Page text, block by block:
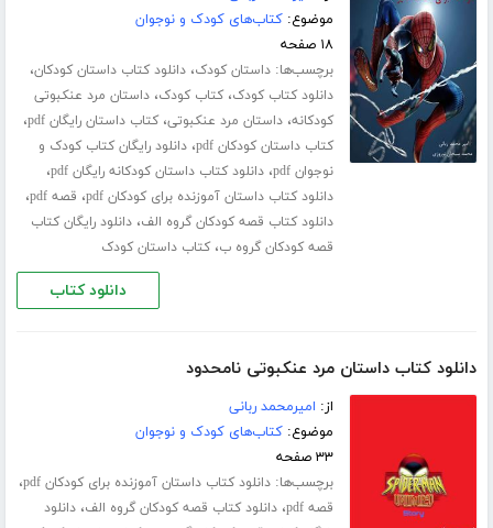
موضوع:کتاب‌های کودک و نوجوان
۱۸ صفحه
برچسب‌ها:داستان کودک،دانلود کتاب داستان کودکان،
دانلود کتاب کودک،کتاب کودک،داستان مرد عنکبوتی
کودکانه،داستان مرد عنکبوتی،کتاب داستان رایگان pdf ،
کتاب داستان کودکان pdf ،دانلود رایگان کتاب کودک و
نوجوان pdf
،دانلود کتاب داستان کودکانه رایگان pdf ،
دانلود کتاب داستان آموزنده برای کودکان pdf ، قصه pdf ،
دانلود کتاب قصه کودکان گروه الف،دانلود رایگان کتاب
قصه کودکان گروه ب،کتاب داستان کودک
دانلود کتاب
دانلود کتاب داستان مرد عنکبوتی نامحدود
از: امیرمحمد ربانی
موضوع:کتاب‌های کودک و نوجوان
۳۳ صفحه
برچسب‌ها:دانلود کتاب داستان آموزنده برای کودکان pdf ،
قصه pdf ،دانلود کتاب قصه کودکان گروه الف،دانلود